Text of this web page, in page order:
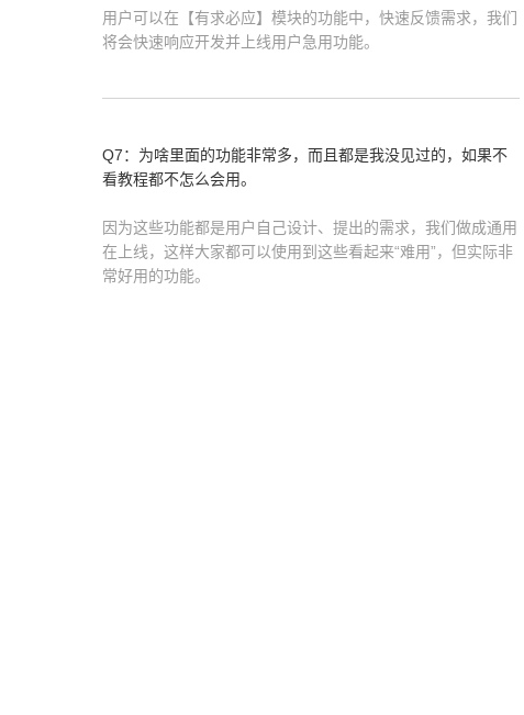
用户可以在【有求必应】模块的功能中，快速反馈需求，我们
将会快速响应开发并上线用户急用功能。
Q7：为啥里面的功能非常多，而且都是我没见过的，如果不
看教程都不怎么会用。
因为这些功能都是用户自己设计、提出的需求，我们做成通用
在上线，这样大家都可以使用到这些看起来“难用”，但实际非
常好用的功能。